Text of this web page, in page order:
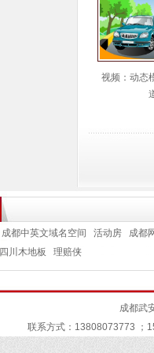
视频：动
成都中英文域名空间 活动房 成都
四川木地板 理赔侠
成都武
联系方式：13808073773 ；